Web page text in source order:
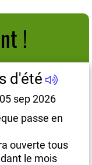
!
d'été
sep 2026
passe en
ouverte tous
le mois